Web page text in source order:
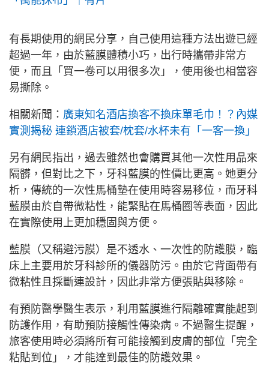
有長期使用的網民分享，自己使用這種方法出遊已經
超過一年，由於藍膜體積小巧，出行時攜帶非常方
便，而且「買一卷可以用很多次」，使用後也相當容
易撕除。
相關新聞： 廣東知名酒店換客不換床單毛巾！？內媒
實測揭秘 連鎖酒店被套/枕套/水杯未有「一客一換」
另有網民指出，過去雖然也會購買其他一次性用品來
隔髒，但對比之下，牙科藍膜的性價比更高。她更分
析，傳統的一次性馬桶墊在使用時容易移位，而牙科
藍膜由於自帶微粘性，能緊貼在馬桶圈等表面，因此
在實際使用上更加穩固與方便。
藍膜（又稱避污膜）是不透水、一次性的防護膜，臨
床上主要用於牙科診所的儀器防污。由於它背面帶有
微粘性且採斷連設計，因此非常方便張貼與移除。
有預防醫學醫生表示，利用藍膜進行隔離確實能起到
防護作用，有助預防接觸性傳染病。不過醫生提醒，
旅客使用時必須將所有可能接觸到皮膚的部位「完全
粘貼到位」，才能達到最佳的防護效果。